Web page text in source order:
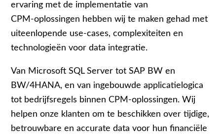
ervaring met de implementatie van
CPM‑oplossingen hebben wij te maken gehad met
uiteenlopende use‑cases, complexiteiten en
technologieën voor data integratie.
Van Microsoft SQL Server tot SAP BW en
BW/4HANA, en van ingebouwde applicatielogica
tot bedrijfsregels binnen CPM‑oplossingen. Wij
helpen onze klanten om te beschikken over tijdige,
betrouwbare en accurate data voor hun financiële